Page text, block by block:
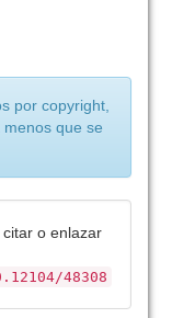
por copyright,
que se
o enlazar
48308